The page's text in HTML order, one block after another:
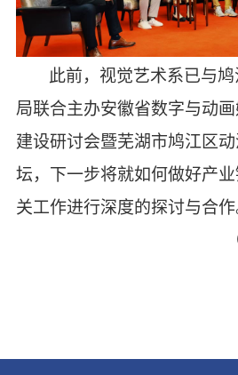
此前，视觉艺术系已与
局联合主办安徽省数字与动
建设研讨会暨芜湖市鸠江区
坛，下一步将就如何做好产
关工作进行深度的探讨与合作